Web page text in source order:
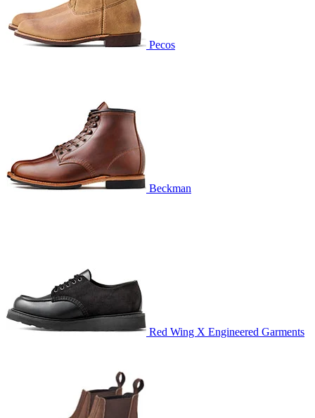
Pecos
Beckman
Red Wing X Engineered Garments